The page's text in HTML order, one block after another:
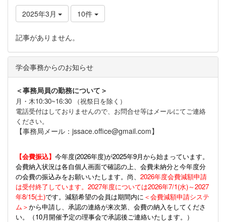
2025年3月 10件
記事がありません。
学会事務からのお知らせ
＜事務局員の勤務について＞
月・木10:30~16:30 （祝祭日を除く）
電話受付はしておりませんので、お問合せ等はメールにてご連絡
ください。
【事務局メール：jssace.office@gmail.com】
【会費振込】 今年度(2026年度)が2025年9月から始まっています。
会費納入状況は各自個人画面で確認の上、会費未納分と今年度分
の会費の振込みをお願いいたします。尚、 2026年度会費減額申請
は受付終了しています。2027年度については2026年7/1(水)～2027
年8/15(土)です。減額希望の会員は期間内に ＜会費減額申請システ
ム＞から申請し、承認の連絡が来次第、会費の納入をしてくださ
い。（10月開催予定の理事会で承認後ご連絡いたします。）